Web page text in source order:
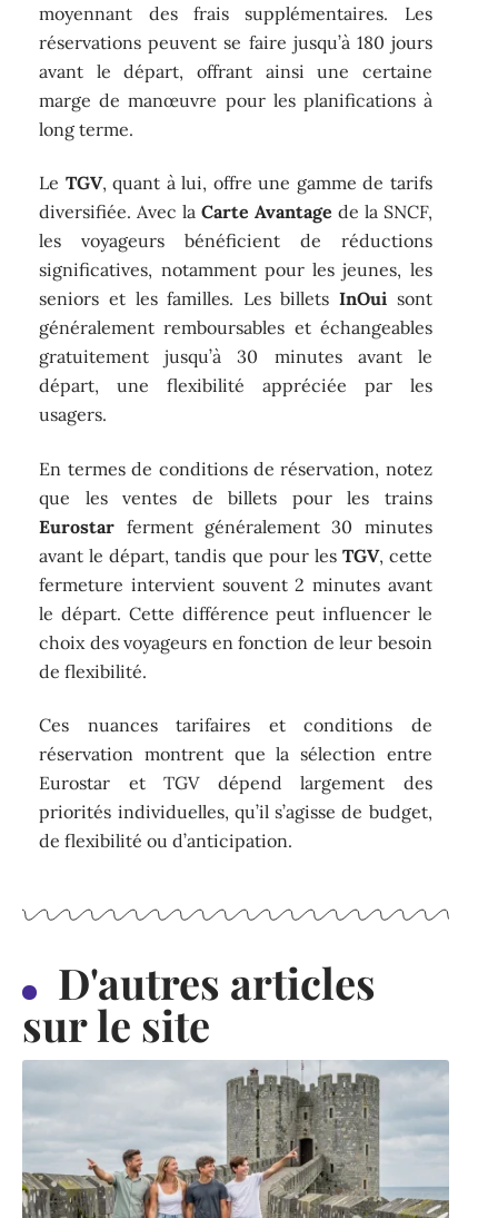
moyennant des frais supplémentaires. Les
réservations peuvent se faire jusqu’à 180 jours
avant le départ, offrant ainsi une certaine
marge de manœuvre pour les planifications à
long terme.
Le TGV, quant à lui, offre une gamme de tarifs
diversifiée. Avec laCarte Avantage de la SNCF,
les voyageurs bénéficient de réductions
significatives, notamment pour les jeunes, les
seniors et les familles. Les billetsInOui sont
généralement remboursables et échangeables
gratuitement jusqu’à 30 minutes avant le
départ, une flexibilité appréciée par les
usagers.
En termes de conditions de réservation, notez
que les ventes de billets pour les trains
Eurostar ferment généralement 30 minutes
avant le départ, tandis que pour les TGV, cette
fermeture intervient souvent 2 minutes avant
le départ. Cette différence peut influencer le
choix des voyageurs en fonction de leur besoin
de flexibilité.
Ces nuances tarifaires et conditions de
réservation montrent que la sélection entre
Eurostar et TGV dépend largement des
priorités individuelles, qu’il s’agisse de budget,
de flexibilité ou d’anticipation.
D'autres articles
sur le site